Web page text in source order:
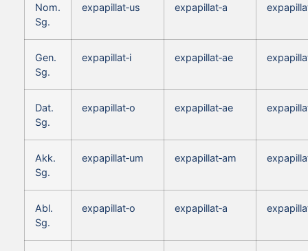
Nom.
Sg.
expapillat‑us expapillat‑a
Gen.
Sg.
expapillat‑i expapillat‑ae
Dat.
Sg.
expapillat‑o expapillat‑ae
Akk.
Sg.
expapillat‑um expapillat‑am
Abl.
Sg.
expapillat‑o expapillat‑a